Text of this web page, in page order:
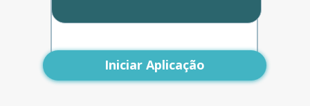
Iniciar Aplicação